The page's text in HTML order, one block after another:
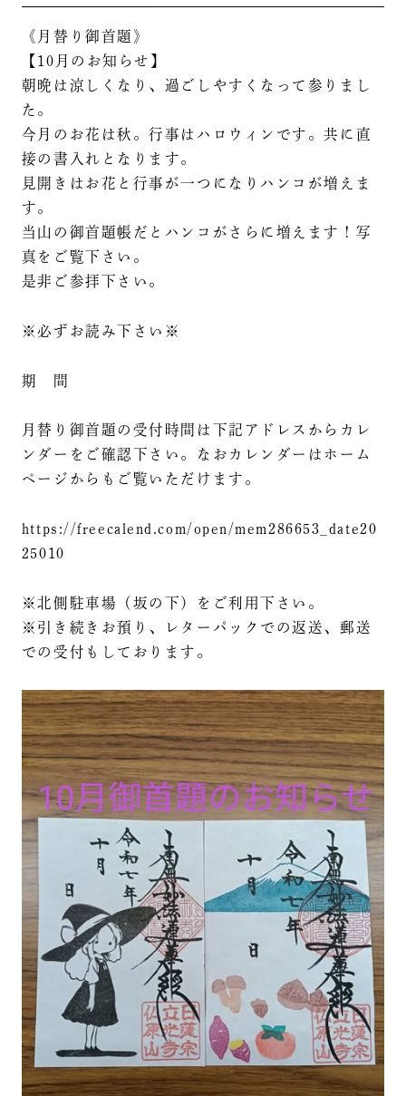
《月替り御首題》
【10月のお知らせ】
朝晩は涼しくなり、過ごしやすくなって参りまし
た。
今月のお花は秋。行事はハロウィンです。共に直
接の書入れとなります。
見開きはお花と行事が一つになりハンコが増えま
す。
当山の御首題帳だとハンコがさらに増えます！写
真をご覧下さい。
是非ご参拝下さい。
※必ずお読み下さい※
期 間
月替り御首題の受付時間は下記アドレスからカレ
ンダーをご確認下さい。なおカレンダーはホーム
ページからもご覧いただけます。
https://freecalend.com/open/mem286653_date20
25010
※北側駐車場（坂の下）をご利用下さい。
※引き続きお預り、レターパックでの返送、郵送
での受付もしております。